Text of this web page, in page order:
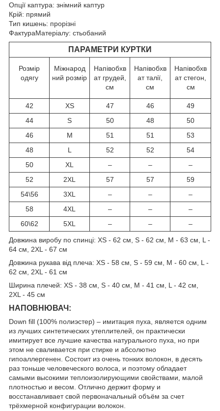
Опції каптура: знімний каптур
Крій: прямий
Тип кишень: прорізні
ФактураМатеріалу: стьобаний
ПАРАМЕТРИ КУРТКИ
Розмір
одягу
Міжнарод
ний розмір
Напівобхв
ат грудей,
см
Напівобхв
ат талії,
см
Напівобхв
ат стегон,
см
42 XS 47 46
49
44
S 50 48
50
46
M 51 51
53
48
L 52 52
54
50
XL – –
–
52
2XL 57 57
59
54\56
3XL – –
–
58
4XL – –
–
60\62
5XL – – –
Довжина виробу по спинці: XS - 62 см, S - 62 см, M - 63 см, L -
64 см, 2XL - 67 см
Довжина рукава від плеча: XS - 58 см, S - 59 см, M - 60 см, L -
62 см, 2XL - 61 см
Ширина плечей: XS - 38 см, S - 40 см, M - 41 см, L - 42 см,
2XL - 45 см
НАПОВНЮВАЧ:
Down fill (100% полиэстер) – имитация пуха, является одним
из лучших синтетических утеплителей, он практически
имитирует все лучшие качества натурального пуха, но при
этом не сваливается при стирке и абсолютно
гипоаллергенен. Состоит из очень тонких волокон, в десять
раз тоньше человеческого волоса, и поэтому обладает
самыми высокими теплоизолирующими свойствами, малой
плотностью и весом. Отлично держит форму и
восстанавливает свой первоначальный объём за счет
трёхмерной конфигурации волокон.